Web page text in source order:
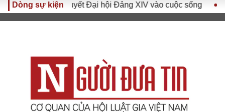
Dòng sự kiện
Đưa Nghị quyết Đại hội Đảng XIV vào cuộc sống Hướng